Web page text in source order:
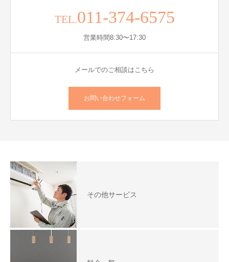
TEL.011-374-6575
営業時間8:30〜17:30
メールでのご相談はこちら
お問い合わせフォーム
その他サービス